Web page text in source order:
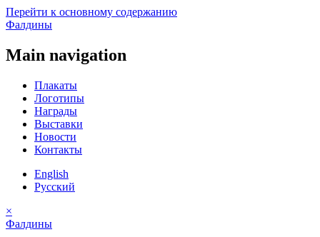
Перейти к основному содержанию
Фалдины
Main navigation
Плакаты
Логотипы
Награды
Выставки
Новости
Контакты
English
Русский
×
Фалдины